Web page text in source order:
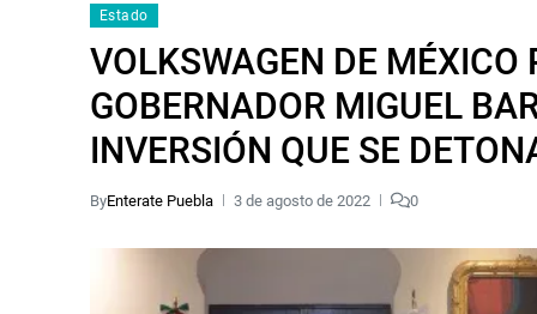
Estado
VOLKSWAGEN DE MÉXICO
GOBERNADOR MIGUEL
INVERSIÓN QUE SE
ByEnterate Puebla 3 de agosto de 2022 0